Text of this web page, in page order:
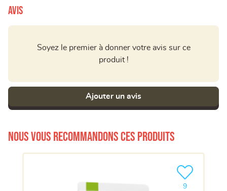
Avis
Soyez le premier à donner votre avis sur ce
produit !
Ajouter un avis
Nous vous recommandons ces produits
9
Ajouter le